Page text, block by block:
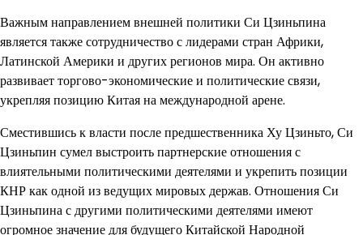
Важным направлением внешней политики Си Цзиньпина
является также сотрудничество с лидерами стран Африки,
Латинской Америки и других регионов мира. Он активно
развивает торгово-экономические и политические связи,
укрепляя позицию Китая на международной арене.
Сместившись к власти после предшественника Ху Цзиньто, Си
Цзиньпин сумел выстроить партнерские отношения с
влиятельными политическими деятелями и укрепить позиции
КНР как одной из ведущих мировых держав. Отношения Си
Цзиньпина с другими политическими деятелями имеют
огромное значение для будущего Китайской Народной